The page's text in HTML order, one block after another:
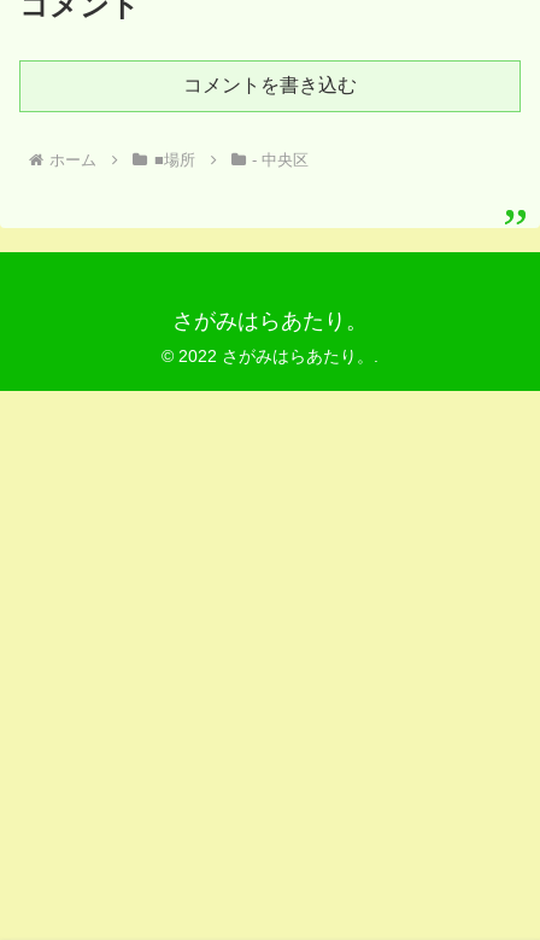
コメントを書き込む
ホーム ■場所 - 中央区
さがみはらあたり。
© 2022 さがみはらあたり。.